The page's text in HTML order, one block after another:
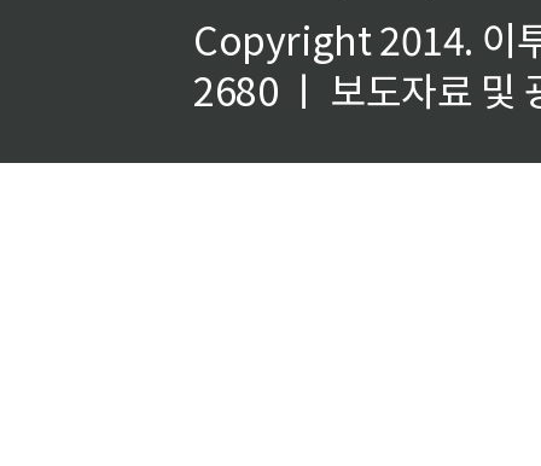
Copyright 2014. 이
2680 ㅣ 보도자료